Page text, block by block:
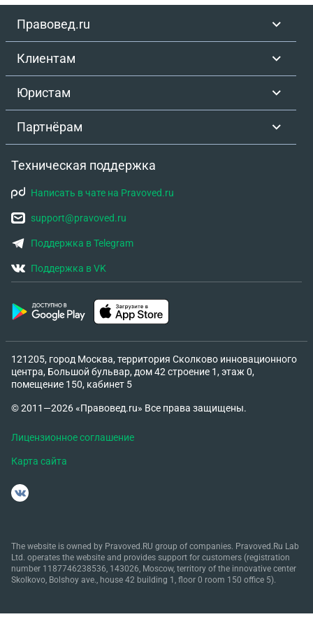
Правовед.ru
Клиентам
Юристам
Партнёрам
Техническая поддержка
Написать в чате на Pravoved.ru
support@pravoved.ru
Поддержка в Telegram
Поддержка в VK
121205, город Москва, территория Сколково инновационного
центра, Большой бульвар, дом 42 строение 1, этаж 0,
помещение 150, кабинет 5
© 2011—2026 «Правовед.ru» Все права защищены.
Лицензионное соглашение
Карта сайта
The website is owned by Pravoved.RU group of companies. Pravoved.Ru Lab
Ltd. operates the website and provides support for customers (registration
number 1187746238536, 143026, Moscow, territory of the innovative center
Skolkovo, Bolshoy ave., house 42 building 1, floor 0 room 150 office 5).